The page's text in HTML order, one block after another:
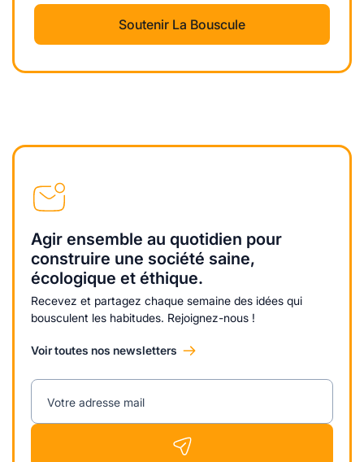
Soutenir La Bouscule
Agir ensemble au quotidien pour
construire une société saine,
écologique et éthique.
Recevez et partagez chaque semaine des idées qui
bousculent les habitudes. Rejoignez-nous !
Voir toutes nos newsletters
Votre adresse mail